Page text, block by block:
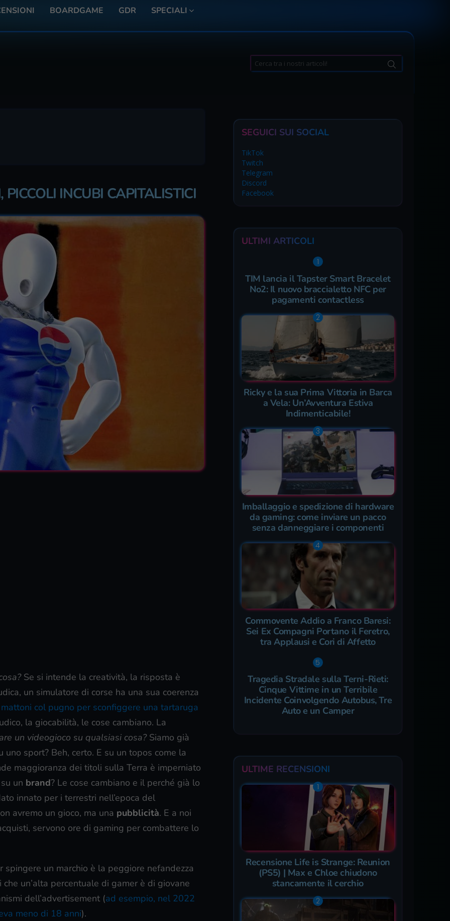
BOARDGAME GDR SPECIALI
Search
for:
INCUBI CAPITALISTICI
Se si intende la creatività, la risposta è
un simulatore di corse ha una sua coerenza
col pugno per sconfiggere una tartaruga
la giocabilità, le cose cambiano. La
un videogioco su qualsiasi cosa?Siamo già
sport? Beh, certo. E su un topos come la
maggioranza dei titoli sulla Terra è imperniato
un brand? Le cose cambiano e il perché già lo
innato per i terrestri nell’epoca del
avremo un gioco, ma una pubblicità. E a noi
servono ore di gaming per combattere lo
un marchio è la peggiore nefandezza
un’alta percentuale di gamer è di giovane
dell’advertisement (ad esempio, nel 2022
meno di 18 anni).
SEGUICI SUI SOCIAL
TikTok
Twitch
Telegram
Discord
Facebook
ULTIMI ARTICOLI
TIM lancia il Tapster Smart Bracelet
No2: Il nuovo braccialetto NFC per
pagamenti contactless
Ricky e la sua Prima Vittoria in Barca
a Vela: Un’Avventura Estiva
Indimenticabile!
Imballaggio e spedizione di hardware
da gaming: come inviare un pacco
senza danneggiare i componenti
Commovente Addio a Franco Baresi:
Sei Ex Compagni Portano il Feretro,
tra Applausi e Cori di Affetto
Tragedia Stradale sulla Terni-Rieti:
Cinque Vittime in un Terribile
Incidente Coinvolgendo Autobus, Tre
Auto e un Camper
ULTIME RECENSIONI
Recensione Life is Strange: Reunion
(PS5) | Max e Chloe chiudono
stancamente il cerchio